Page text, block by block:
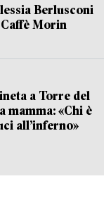
Berlusconi
Morin
a Torre del
mamma: «Chi è
all’inferno»